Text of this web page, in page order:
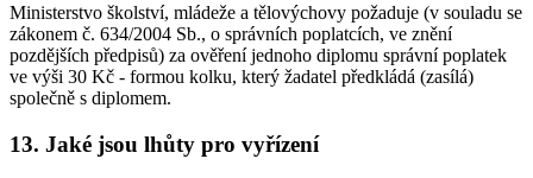
Ministerstvo školství, mládeže a tělovýchovy požaduje (v souladu se
zákonem č. 634/2004 Sb., o správních poplatcích, ve znění
pozdějších předpisů) za ověření jednoho diplomu správní poplatek
ve výši 30 Kč - formou kolku, který žadatel předkládá (zasílá)
společně s diplomem.
13. Jaké jsou lhůty pro vyřízení